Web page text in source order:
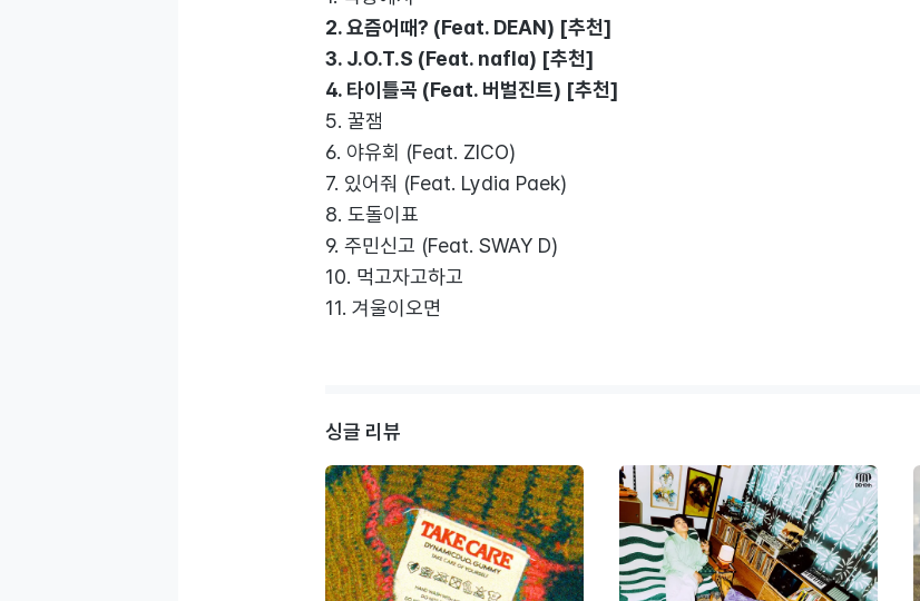
2. 요즘어때? (Feat. DEAN) [추천]
3. J.O.T.S (Feat. nafla) [추천]
4. 타이틀곡 (Feat. 버벌진트) [추천]
5. 꿀잼
6. 야유회 (Feat. ZICO)
7. 있어줘 (Feat. Lydia Paek)
8. 도돌이표
9. 주민신고 (Feat. SWAY D)
10. 먹고자고하고
11. 겨울이오면
싱글 리뷰